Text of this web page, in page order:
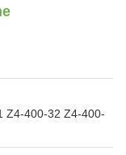
Z4-400-32 Z4-400-